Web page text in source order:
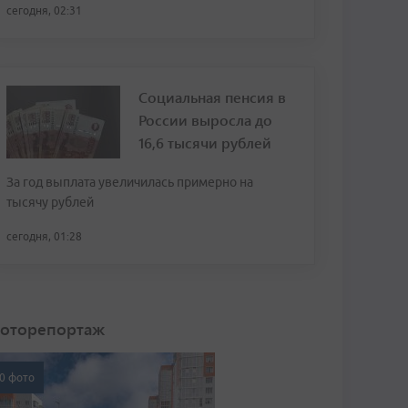
сегодня, 02:31
Социальная пенсия в
России выросла до
16,6 тысячи рублей
За год выплата увеличилась примерно на
тысячу рублей
сегодня, 01:28
фото